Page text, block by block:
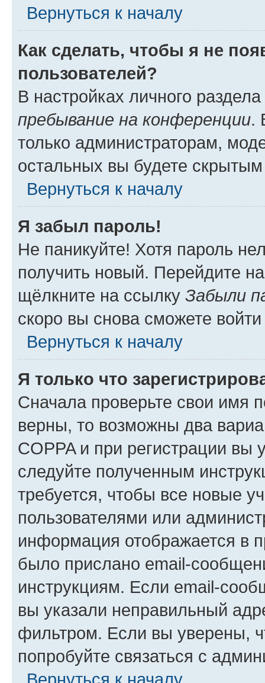
Вернуться к началу
Как сделать, чтобы я не
пользователей?
В настройках личного
пребывание на конференции.
только администраторам,
остальных вы будете
Вернуться к началу
Я забыл пароль!
Не паникуйте! Хотя пароль
получить новый. Перейдите
щёлкните на ссылку Забыли
скоро вы снова сможете
Вернуться к началу
Я только что
Сначала проверьте свои имя
верны, то возможны два
COPPA и при регистрации вы
следуйте полученным
требуется, чтобы все новые
пользователями или
информация отображается в
было прислано email-
инструкциям. Если email-
вы указали неправильный
фильтром. Если вы уверены,
попробуйте связаться с
Вернуться к началу